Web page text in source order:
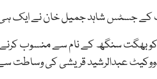
کے جسٹس شاہد جمیل خان نے ایک
بھگت سنگھ کے نام سے منسوب
عبدالرشید قریشی کی وساطت